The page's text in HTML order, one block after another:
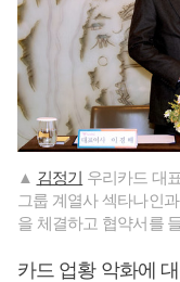
▲ 김정기 우리카드 대
그룹 계열사 섹타나인
을 체결하고 협약서를
카드 업황 악화에